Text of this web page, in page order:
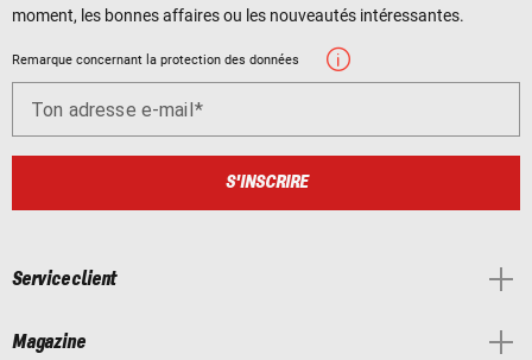
moment, les bonnes affaires ou les nouveautés intéressantes.
Remarque concernant la protection des données
Ton adresse e-mail
S'INSCRIRE
Service client
Magazine